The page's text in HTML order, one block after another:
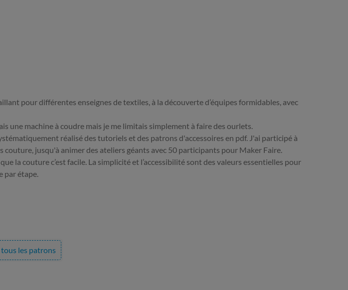
pour différentes enseignes de textiles, à la découverte d’équipes formidables, avec
une machine à coudre mais je me limitais simplement à faire des ourlets.
réalisé des tutoriels et des patrons d'accessoires en pdf. J'ai participé à
jusqu'à animer des ateliers géants avec 50 participants pour Maker Faire.
la couture c’est facile. La simplicité et l’accessibilité sont des valeurs essentielles pour
par étape.
les patrons